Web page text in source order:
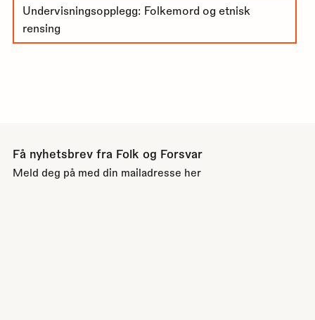
Undervisningsopplegg: Folkemord og etnisk
rensing
Få nyhetsbrev fra Folk og Forsvar
Meld deg på med din mailadresse her